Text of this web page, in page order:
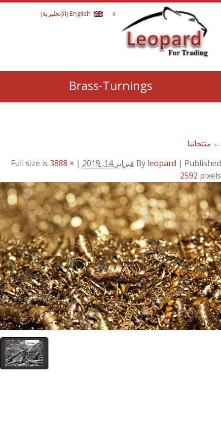
العربية English
(الإنجليزية)
Brass-Turnings
← منتجاتنا
By leopard | Published فبراير 14, 2019 | Full size is
3888 ×
2592 pixels